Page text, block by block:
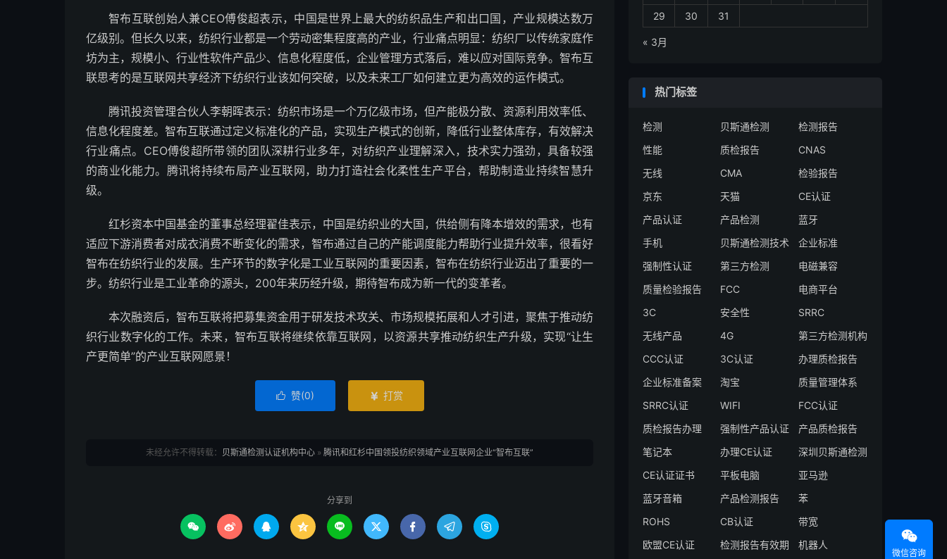
智布互联创始人兼CEO傅俊超表示，中国是世界上最大的纺织品生产和出口国，产业规模达数万
亿级别。但长久以来，纺织行业都是一个劳动密集程度高的产业，行业痛点明显：纺织厂以传统家庭作
坊为主，规模小、行业性软件产品少、信息化程度低，企业管理方式落后，难以应对国际竞争。智布互
联思考的是互联网共享经济下纺织行业该如何突破，以及未来工厂如何建立更为高效的运作模式。
腾讯投资管理合伙人李朝晖表示：纺织市场是一个万亿级市场，但产能极分散、资源利用效率低、
信息化程度差。智布互联通过定义标准化的产品，实现生产模式的创新，降低行业整体库存，有效解决
行业痛点。CEO傅俊超所带领的团队深耕行业多年，对纺织产业理解深入，技术实力强劲，具备较强
的商业化能力。腾讯将持续布局产业互联网，助力打造社会化柔性生产平台，帮助制造业持续智慧升
级。
红杉资本中国基金的董事总经理翟佳表示，中国是纺织业的大国，供给侧有降本增效的需求，也有
适应下游消费者对成衣消费不断变化的需求，智布通过自己的产能调度能力帮助行业提升效率，很看好
智布在纺织行业的发展。生产环节的数字化是工业互联网的重要因素，智布在纺织行业迈出了重要的一
步。纺织行业是工业革命的源头，200年来历经升级，期待智布成为新一代的变革者。
本次融资后，智布互联将把募集资金用于研发技术攻关、市场规模拓展和人才引进，聚焦于推动纺
织行业数字化的工作。未来，智布互联将继续依靠互联网，以资源共享推动纺织生产升级，实现“让生
产更简单”的产业互联网愿景！
 赞(0)  打赏
未经允许不得转载： 贝斯通检测认证机构中心 » 腾讯和红杉中国领投纺织领域产业互联网企业“智布互联”
分享到
        
29
30 31
« 3月
热门标签
检测 贝斯通检测
检测报告
性能
质检报告
CNAS
无线
CMA
检验报告
京东
天猫
CE认证
产品认证
产品检测
蓝牙
手机
贝斯通检测技术
企业标准
强制性认证
第三方检测
电磁兼容
质量检验报告
FCC
电商平台
3C
安全性
SRRC
无线产品
4G
第三方检测机构
CCC认证
3C认证
办理质检报告
企业标准备案
淘宝
质量管理体系
SRRC认证
WIFI
FCC认证
质检报告办理
强制性产品认证
产品质检报告
笔记本
办理CE认证
深圳贝斯通检测
CE认证证书
平板电脑
亚马逊
蓝牙音箱
产品检测报告
苯
ROHS
CB认证
带宽
欧盟CE认证
检测报告有效期
机器人

微信咨询